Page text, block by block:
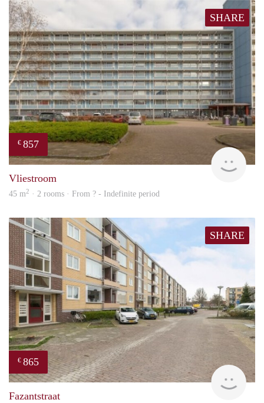
SHARE
€ 857
Vliestroom
45 m2 · 2 rooms · From ? - Indefinite period
SHARE
€ 865
Fazantstraat